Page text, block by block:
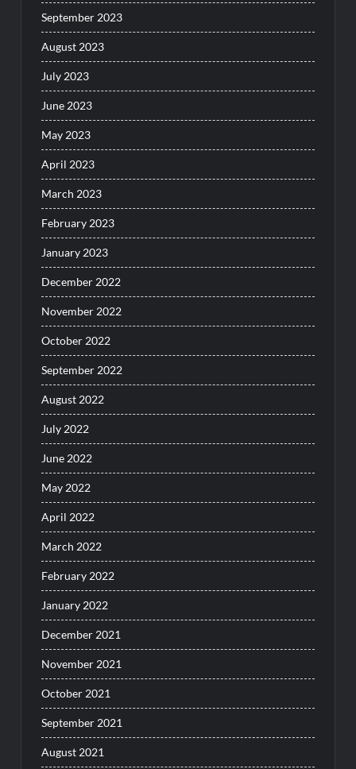
September 2023
August 2023
July 2023
June 2023
May 2023
April 2023
March 2023
February 2023
January 2023
December 2022
November 2022
October 2022
September 2022
August 2022
July 2022
June 2022
May 2022
April 2022
March 2022
February 2022
January 2022
December 2021
November 2021
October 2021
September 2021
August 2021